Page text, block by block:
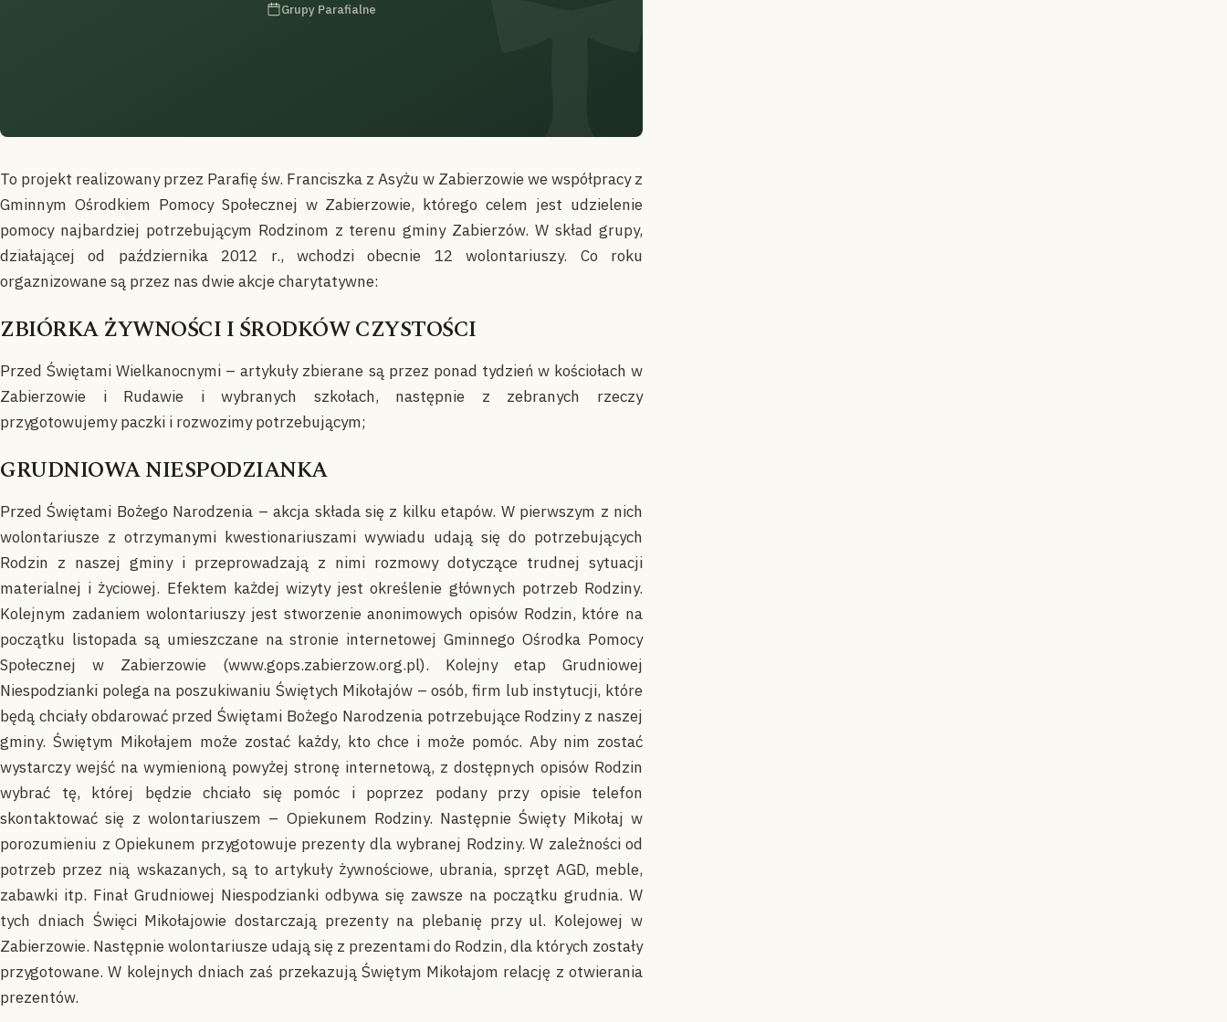
Grupy Parafialne
To projekt realizowany przez Parafię św. Franciszka z Asyżu w Zabierzowie we współpracy z
Gminnym Ośrodkiem Pomocy Społecznej w Zabierzowie, którego celem jest udzielenie
pomocy najbardziej potrzebującym Rodzinom z terenu gminy Zabierzów. W skład grupy,
działającej od października 2012 r., wchodzi obecnie 12 wolontariuszy. Co roku
orgaznizowane są przez nas dwie akcje charytatywne:
ZBIÓRKA ŻYWNOŚCI I ŚRODKÓW CZYSTOŚCI
Przed Świętami Wielkanocnymi – artykuły zbierane są przez ponad tydzień w kościołach w
Zabierzowie i Rudawie i wybranych szkołach, następnie z zebranych rzeczy
przygotowujemy paczki i rozwozimy potrzebującym;
GRUDNIOWA NIESPODZIANKA
Przed Świętami Bożego Narodzenia – akcja składa się z kilku etapów. W pierwszym z nich
wolontariusze z otrzymanymi kwestionariuszami wywiadu udają się do potrzebujących
Rodzin z naszej gminy i przeprowadzają z nimi rozmowy dotyczące trudnej sytuacji
materialnej i życiowej. Efektem każdej wizyty jest określenie głównych potrzeb Rodziny.
Kolejnym zadaniem wolontariuszy jest stworzenie anonimowych opisów Rodzin, które na
początku listopada są umieszczane na stronie internetowej Gminnego Ośrodka Pomocy
Społecznej w Zabierzowie (www.gops.zabierzow.org.pl). Kolejny etap Grudniowej
Niespodzianki polega na poszukiwaniu Świętych Mikołajów – osób, firm lub instytucji, które
będą chciały obdarować przed Świętami Bożego Narodzenia potrzebujące Rodziny z naszej
gminy. Świętym Mikołajem może zostać każdy, kto chce i może pomóc. Aby nim zostać
wystarczy wejść na wymienioną powyżej stronę internetową, z dostępnych opisów Rodzin
wybrać tę, której będzie chciało się pomóc i poprzez podany przy opisie telefon
skontaktować się z wolontariuszem – Opiekunem Rodziny. Następnie Święty Mikołaj w
porozumieniu z Opiekunem przygotowuje prezenty dla wybranej Rodziny. W zależności od
potrzeb przez nią wskazanych, są to artykuły żywnościowe, ubrania, sprzęt AGD, meble,
zabawki itp. Finał Grudniowej Niespodzianki odbywa się zawsze na początku grudnia. W
tych dniach Święci Mikołajowie dostarczają prezenty na plebanię przy ul. Kolejowej w
Zabierzowie. Następnie wolontariusze udają się z prezentami do Rodzin, dla których zostały
przygotowane. W kolejnych dniach zaś przekazują Świętym Mikołajom relację z otwierania
prezentów.